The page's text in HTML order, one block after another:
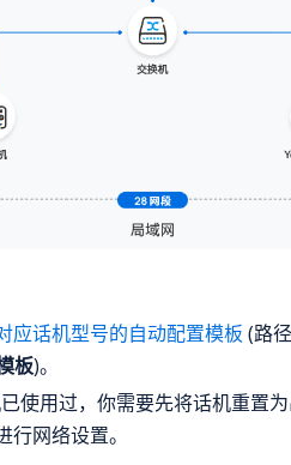
应话机型号的自动配置模板 (路
板)。
使用过，你需要先将话机重置
行网络设置。